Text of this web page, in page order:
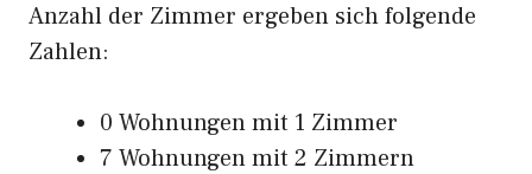
Anzahl der Zimmer ergeben sich folgende
Zahlen:
0 Wohnungen mit 1 Zimmer
7 Wohnungen mit 2 Zimmern